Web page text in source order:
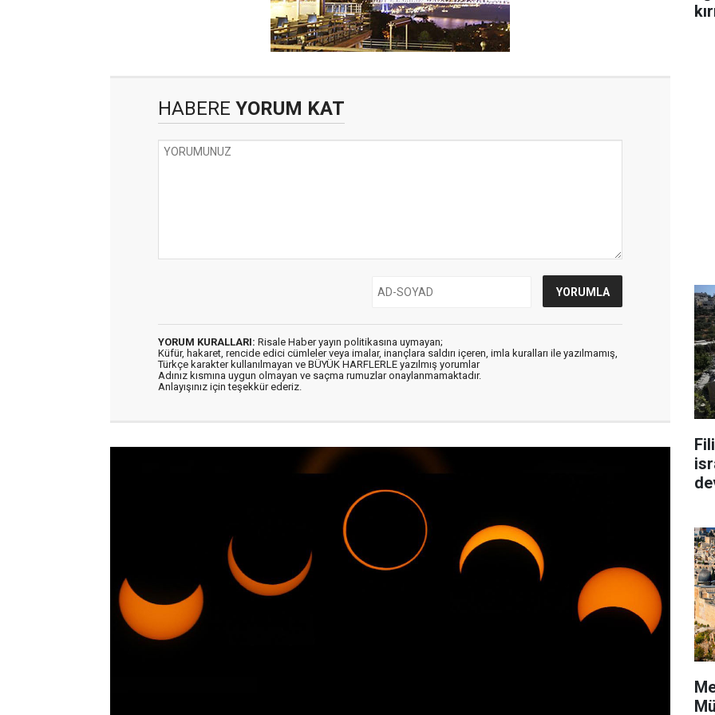
HABERE YORUM KAT
YORUM KURALLARI: Risale Haber yayın politikasına uymayan;
Küfür, hakaret, rencide edici cümleler veya imalar, inançlara saldırı içeren, imla kuralları ile yazılmamış,
Türkçe karakter kullanılmayan ve BÜYÜK HARFLERLE yazılmış yorumlar
Adınız kısmına uygun olmayan ve saçma rumuzlar onaylanmamaktadır.
Anlayışınız için teşekkür ederiz.